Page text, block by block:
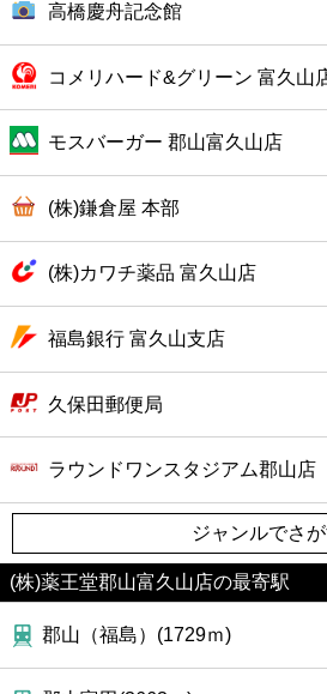
公共
病院
ホテル
高橋慶舟記念館
コメリハード&グリーン 富久山
モスバーガー 郡山富久山店
(株)鎌倉屋 本部
(株)カワチ薬品 富久山店
福島銀行 富久山支店
久保田郵便局
ラウンドワンスタジアム郡山店
ジャンルでさ
(株)薬王堂郡山富久山店の最寄駅
郡山（福島）(1729ｍ)